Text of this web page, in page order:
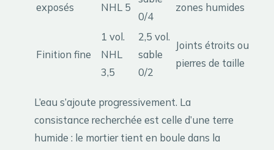
exposés
NHL 5
0/4
zones humides
Finition fine
1 vol.
NHL
3,5
2,5 vol.
sable
0/2
Joints étroits ou
pierres de taille
L’eau s’ajoute progressivement. La
consistance recherchée est celle d’une terre
humide : le mortier tient en boule dans la